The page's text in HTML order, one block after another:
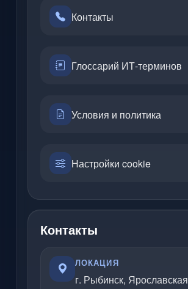
Контакты
Глоссарий ИТ-терминов
Условия и политика
Настройки cookie
Контакты
ЛОКАЦИЯ
г. Рыбинск, Ярославская